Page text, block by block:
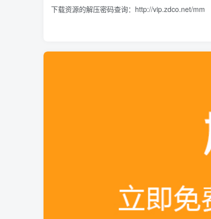
下载资源的解压密码查询： http://vip.zdco.net/mm